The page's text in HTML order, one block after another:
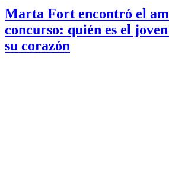
Marta Fort encontró el
concurso: quién es el
su corazón